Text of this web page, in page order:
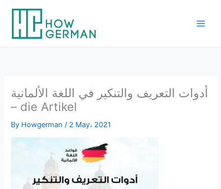
content
أدوات التعريف والتنكير في اللغة الألمانية
– die Artikel
By Howgerman/ 2 May، 2021